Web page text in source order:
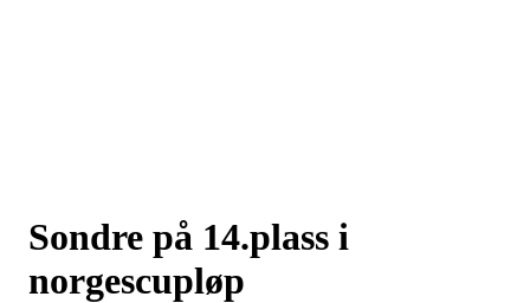
Sondre på 14.plass i
norgescupløp